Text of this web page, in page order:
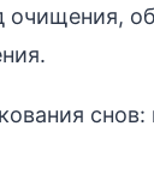
очищения,
снов: